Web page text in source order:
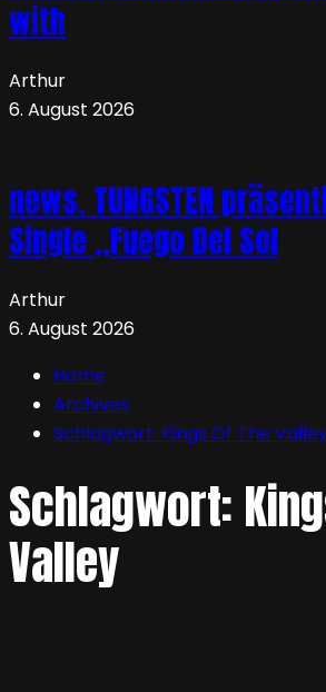
with
Arthur
6. August 2026
news. TUNGSTEN
Single „Fuego Del Sol
Arthur
6. August 2026
Home
Archives
Schlagwort: Kings Of The
Schlagwort:
Valley